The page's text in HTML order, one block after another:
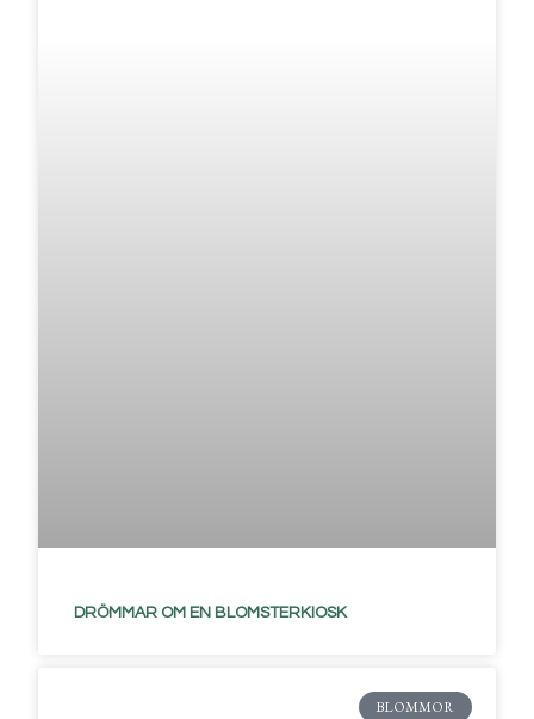
DRÖMMAR OM EN BLOMSTERKIOSK
BLOMMOR